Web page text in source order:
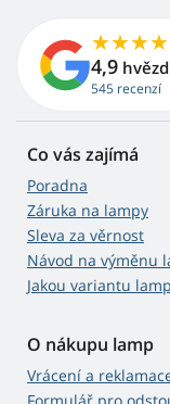
4,9
545 recenzí
Co vás zajímá
Poradna
Záruka na lampy
Sleva za věrnost
Návod na výměnu
Jakou variantu
O nákupu lamp
Vrácení a